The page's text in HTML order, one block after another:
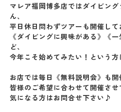
マレア福岡博多店ではダイビン
ん、
平日休日問わずツアーも開催し
《ダイビングに興味がある》《
ど、
今年こそ始めてみたい！という
お店では毎日《無料説明会》も開
皆様のご希望に合わせて開催させ
気になる方はお問合せ下さい♪